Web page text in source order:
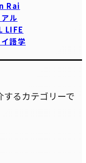
Rai
ル
LIFE
語学
るカテゴリーで